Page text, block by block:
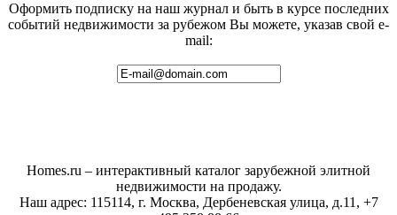
Оформить подписку на наш журнал и быть в курсе последних
событий недвижимости за рубежом Вы можете, указав свой e-
mail:
Homes.ru – интерактивный каталог зарубежной элитной
недвижимости на продажу.
Наш адрес: 115114, г. Москва, Дербеневская улица, д.11, +7